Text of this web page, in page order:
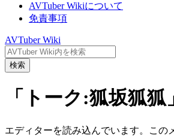
AVTuber Wikiについて
免責事項
AVTuber Wiki
検索
「トーク:狐坂狐
エディターを読み込んでいます。この